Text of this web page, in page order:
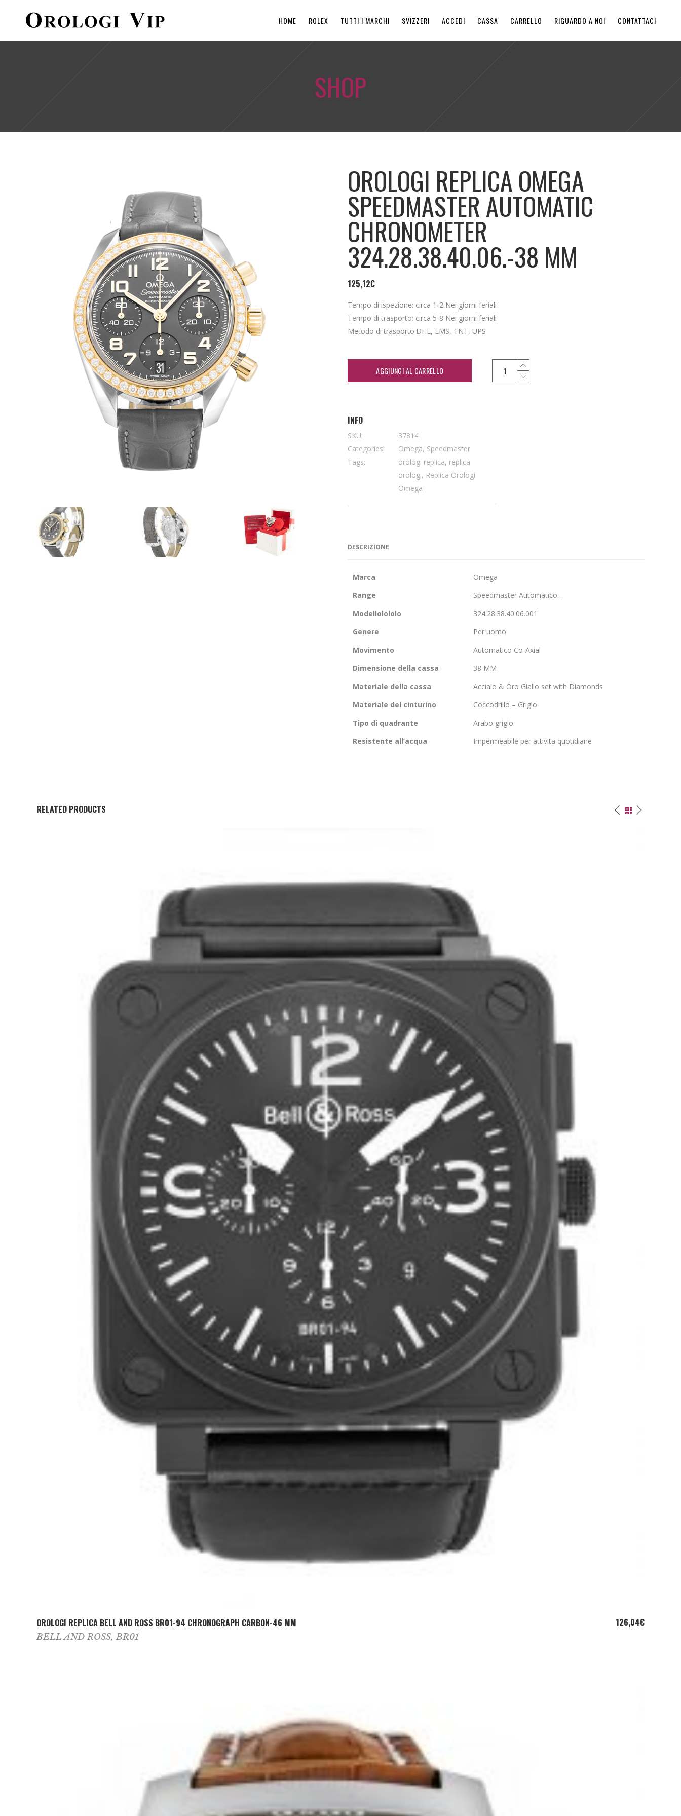
HOME ROLEX TUTTI I MARCHI SVIZZERI ACCEDI CASSA CARRELLO RIGUARDO A NOI CONTATTACI
SHOP
OROLOGI REPLICA OMEGA
SPEEDMASTER AUTOMATIC
CHRONOMETER
324.28.38.40.06.-38 MM
125,12€
Tempo di ispezione: circa 1-2 Nei giorni feriali
Tempo di trasporto: circa 5-8 Nei giorni feriali
Metodo di trasporto:DHL, EMS, TNT, UPS
AGGIUNGI AL CARRELLO
INFO
SKU:
37814
Categories:
Omega, Speedmaster
Tags:
orologi replica, replica
orologi, Replica Orologi
Omega
DESCRIZIONE
Marca
Omega
Range
Speedmaster Automatico…
Modellolololo
324.28.38.40.06.001
Genere
Per uomo
Movimento
Automatico Co-Axial
Dimensione della cassa
38 MM
Materiale della cassa
Acciaio & Oro Giallo set with Diamonds
Materiale del cinturino
Coccodrillo – Grigio
Tipo di quadrante
Arabo grigio
Resistente all’acqua
Impermeabile per attivita quotidiane
RELATED PRODUCTS
OROLOGI REPLICA BELL AND ROSS BR01-94 CHRONOGRAPH CARBON-46 MM 126,04€
BELL AND ROSS,BR01